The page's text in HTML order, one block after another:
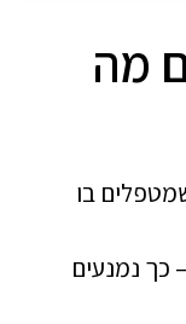
מה
בו
כך נמנעים